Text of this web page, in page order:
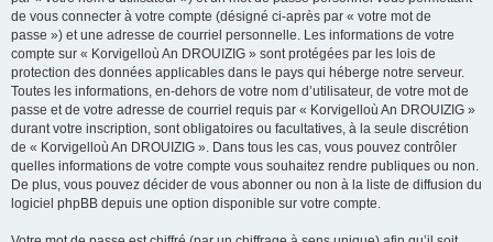
de vous connecter à votre compte (désigné ci-après par « votre mot de
passe ») et une adresse de courriel personnelle. Les informations de votre
compte sur « Korvigelloù An DROUIZIG » sont protégées par les lois de
protection des données applicables dans le pays qui héberge notre serveur.
Toutes les informations, en-dehors de votre nom d’utilisateur, de votre mot de
passe et de votre adresse de courriel requis par « Korvigelloù An DROUIZIG »
durant votre inscription, sont obligatoires ou facultatives, à la seule discrétion
de « Korvigelloù An DROUIZIG ». Dans tous les cas, vous pouvez contrôler
quelles informations de votre compte vous souhaitez rendre publiques ou non.
De plus, vous pouvez décider de vous abonner ou non à la liste de diffusion du
logiciel phpBB depuis une option disponible sur votre compte.